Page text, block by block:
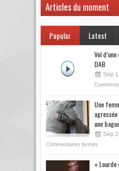
Articles du moment
Popular Latest
Vol
DAB
Sep
Une
une bague
Sep
Commentaires fermés
« Lourde